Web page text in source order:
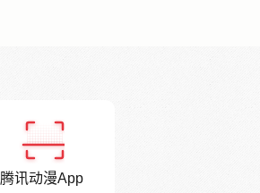
腾讯动漫App